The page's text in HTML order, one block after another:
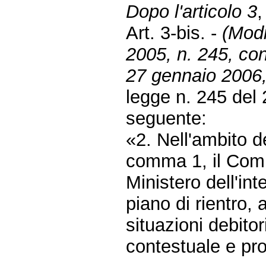
Dopo l'articolo 3
Art. 3-bis. -
2005, n. 245,
27 gennaio
legge n. 245 del
seguente:
«2. Nell'ambito
comma 1, il
Ministero
piano di rientro,
situazioni
contestuale e